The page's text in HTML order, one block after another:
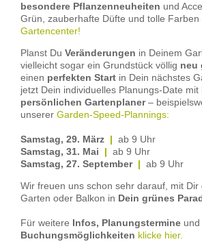
besondere Pflanzenneuheiten und
Grün, zauberhafte Düfte und tolle Farben
Gartencenter!
Planst Du Veränderungen in Deinem
vielleicht sogar ein Grundstück völlig neu
einen perfekten Start in Dein nächstes
jetzt Dein individuelles Planungs-Date mit
persönlichen Gartenplaner–
unserer Garden-Speed-Plannings:
Samstag, 29. März | ab 9 Uhr
Samstag, 31. Mai | ab 9 Uhr
Samstag, 27. September | ab 9 Uhr
Wir freuen uns schon sehr darauf, mit Dir
Garten oder Balkon in Dein grünes
Für weitere Infos, Planungstermine und
Buchungsmöglichkeiten klicke hier.